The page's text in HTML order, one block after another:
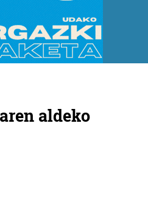
aldeko